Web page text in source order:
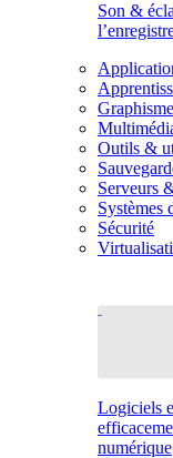
Son &
Outils &
Serveurs
Systèmes
Sécurité
Logiciels
numérique